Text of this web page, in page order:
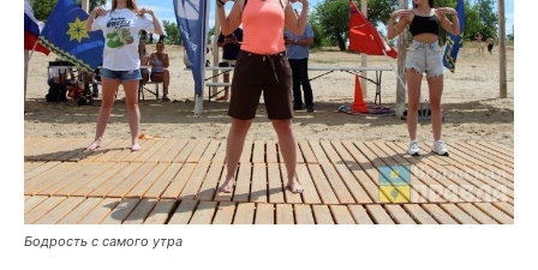
Бодрость с самого утра